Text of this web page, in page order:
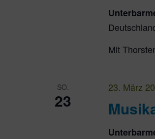
Mit
SO.
23
23. März